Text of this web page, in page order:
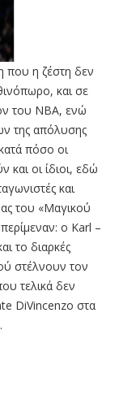
που η ζέστη δεν
και σε
του NBA, ενώ
της απόλυσης
πόσο οι
και οι ίδιοι, εδώ
και
του «Μαγικού
o Karl –
το διαρκές
στέλνουν τον
τελικά δεν
DiVincenzo στα